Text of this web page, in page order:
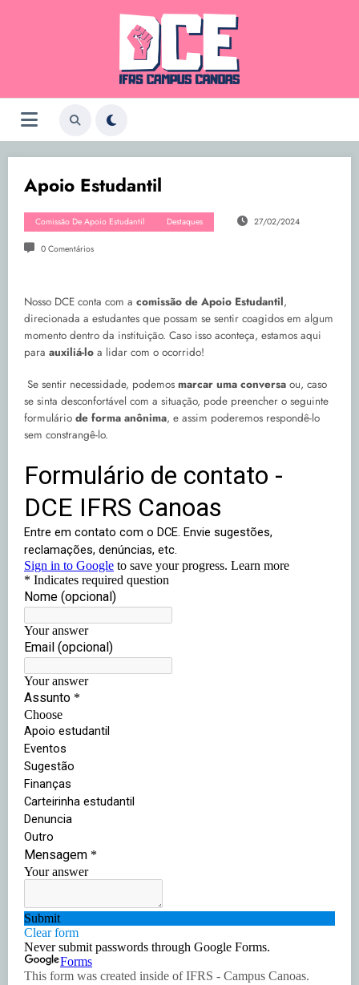
Apoio Estudantil
Comissão De Apoio Estudantil Destaques 27/02/2024
0 Comentários
Nosso DCE conta com a comissão de Apoio Estudantil,
direcionada a estudantes que possam se sentir coagidos em algum
momento dentro da instituição. Caso isso aconteça, estamos aqui
para auxiliá-lo a lidar com o ocorrido!
Se sentir necessidade, podemos marcar uma conversa ou, caso
se sinta desconfortável com a situação, pode preencher o seguinte
formulário de forma anônima, e assim poderemos respondê-lo
sem constrangê-lo.